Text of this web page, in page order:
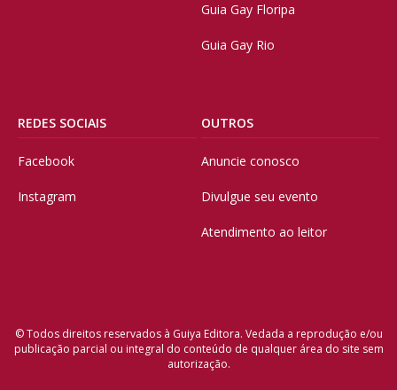
Guia Gay Floripa
Guia Gay Rio
REDES SOCIAIS
Facebook
Instagram
OUTROS
Anuncie conosco
Divulgue seu evento
Atendimento ao leitor
© Todos direitos reservados à Guiya Editora. Vedada a reprodução e/ou
publicação parcial ou integral do conteúdo de qualquer área do site sem
autorização.